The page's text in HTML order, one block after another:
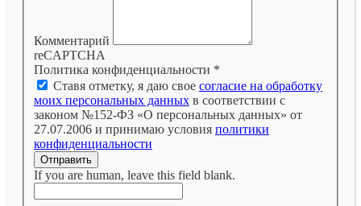
Комментарий
reCAPTCHA
Политика конфиденциальности *
Ставя отметку, я даю свое согласие на обработку
моих персональных данных в соответствии с
законом №152-ФЗ «О персональных данных» от
27.07.2006 и принимаю условия политики
конфиденциальности
Отправить
If you are human, leave this field blank.